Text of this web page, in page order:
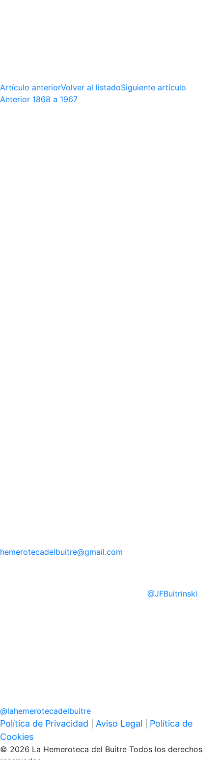
Artículo anteriorVolver al listadoSiguiente artículo
Anterior 1868 a 1967
hemerotecadelbuitre@gmail.com
@JFBuitrinski
@lahemerotecadelbuitre
Política de Privacidad Aviso Legal
Política de
Cookies
© 2026 La Hemeroteca del Buitre Todos los derechos